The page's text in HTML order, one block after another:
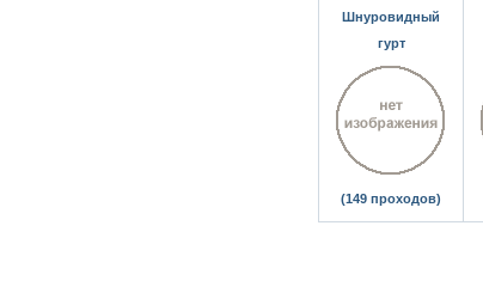
Шнуровидный
гурт
(149 проходов)